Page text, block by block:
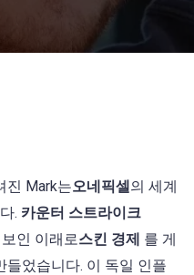
진 Mark는오네픽셀의 세계
. 카운터 스트라이크
인 이래로스킨 경제 를 게
들었습니다. 이 독일 인플